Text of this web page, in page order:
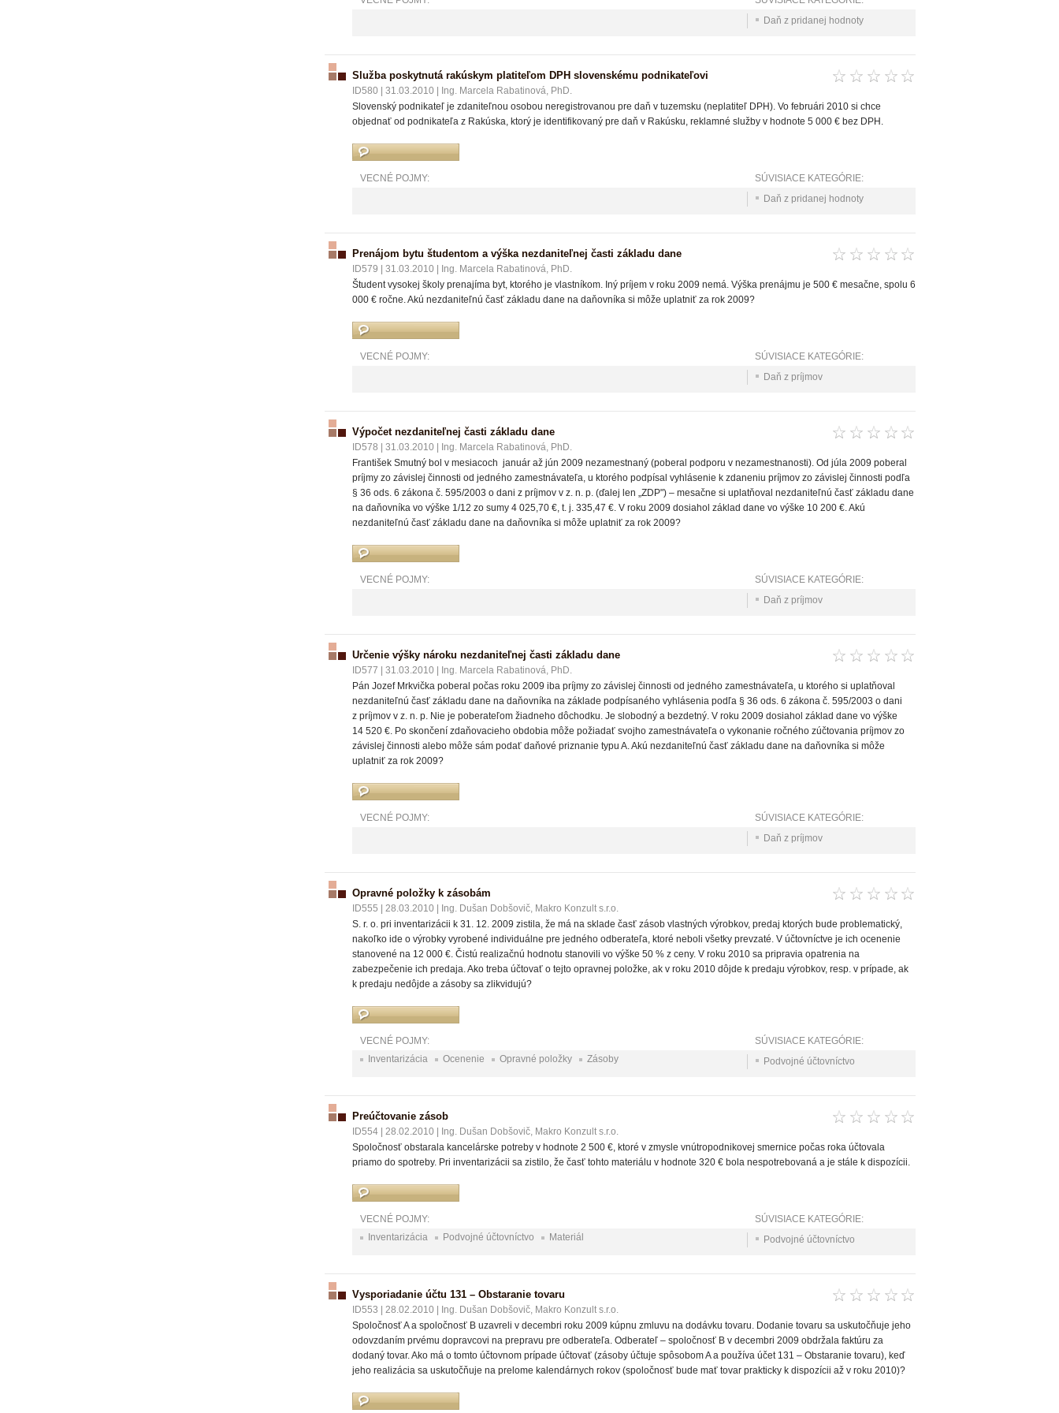
Daň z pridanej hodnoty
Služba poskytnutá rakúskym platiteľom DPH slovenskému podnikateľovi
ID580 31.03.2010
Ing. Marcela Rabatinová, PhD.
Slovenský podnikateľ je zdaniteľnou osobou neregistrovanou pre daň v tuzemsku (neplatiteľ DPH). Vo februári 2010 si chce
objednať od podnikateľa z Rakúska, ktorý je identifikovaný pre daň v Rakúsku, reklamné služby v hodnote 5 000 € bez DPH.
VECNÉ POJMY:
SÚVISIACE KATEGÓRIE:
Daň z pridanej hodnoty
Prenájom bytu študentom a výška nezdaniteľnej časti základu dane
ID579 31.03.2010
Ing. Marcela Rabatinová, PhD.
Študent vysokej školy prenajíma byt, ktorého je vlastníkom. Iný príjem v roku 2009 nemá. Výška prenájmu je 500 € mesačne, spolu 6
000 € ročne. Akú nezdaniteľnú časť základu dane na daňovníka si môže uplatniť za rok 2009?
VECNÉ POJMY:
SÚVISIACE KATEGÓRIE:
Daň z príjmov
Výpočet nezdaniteľnej časti základu dane
ID578 31.03.2010
Ing. Marcela Rabatinová, PhD.
František Smutný bol v mesiacoch január až jún 2009 nezamestnaný (poberal podporu v nezamestnanosti). Od júla 2009 poberal
príjmy zo závislej činnosti od jedného zamestnávateľa, u ktorého podpísal vyhlásenie k zdaneniu príjmov zo závislej činnosti podľa
§ 36 ods. 6 zákona č. 595/2003 o dani z príjmov v z. n. p. (ďalej len „ZDP") – mesačne si uplatňoval nezdaniteľnú časť základu dane
na daňovníka vo výške 1/12 zo sumy 4 025,70 €, t. j. 335,47 €. V roku 2009 dosiahol základ dane vo výške 10 200 €. Akú
nezdaniteľnú časť základu dane na daňovníka si môže uplatniť za rok 2009?
VECNÉ POJMY:
SÚVISIACE KATEGÓRIE:
Daň z príjmov
Určenie výšky nároku nezdaniteľnej časti základu dane
ID577 31.03.2010
Ing. Marcela Rabatinová, PhD.
Pán Jozef Mrkvička poberal počas roku 2009 iba príjmy zo závislej činnosti od jedného zamestnávateľa, u ktorého si uplatňoval
nezdaniteľnú časť základu dane na daňovníka na základe podpísaného vyhlásenia podľa § 36 ods. 6 zákona č. 595/2003 o dani
z príjmov v z. n. p. Nie je poberateľom žiadneho dôchodku. Je slobodný a bezdetný. V roku 2009 dosiahol základ dane vo výške
14 520 €. Po skončení zdaňovacieho obdobia môže požiadať svojho zamestnávateľa o vykonanie ročného zúčtovania príjmov zo
závislej činnosti alebo môže sám podať daňové priznanie typu A. Akú nezdaniteľnú časť základu dane na daňovníka si môže
uplatniť za rok 2009?
VECNÉ POJMY:
SÚVISIACE KATEGÓRIE:
Daň z príjmov
Opravné položky k zásobám
ID555 28.03.2010
Ing. Dušan Dobšovič, Makro Konzult s.r.o.
S. r. o. pri inventarizácii k 31. 12. 2009 zistila, že má na sklade časť zásob vlastných výrobkov, predaj ktorých bude problematický,
nakoľko ide o výrobky vyrobené individuálne pre jedného odberateľa, ktoré neboli všetky prevzaté. V účtovníctve je ich ocenenie
stanovené na 12 000 €. Čistú realizačnú hodnotu stanovili vo výške 50 % z ceny. V roku 2010 sa pripravia opatrenia na
zabezpečenie ich predaja. Ako treba účtovať o tejto opravnej položke, ak v roku 2010 dôjde k predaju výrobkov, resp. v prípade, ak
k predaju nedôjde a zásoby sa zlikvidujú?
VECNÉ POJMY:
Inventarizácia
Ocenenie Opravné položky Zásoby
SÚVISIACE KATEGÓRIE:
Podvojné účtovníctvo
Preúčtovanie zásob
ID554 28.02.2010
Ing. Dušan Dobšovič, Makro Konzult s.r.o.
Spoločnosť obstarala kancelárske potreby v hodnote 2 500 €, ktoré v zmysle vnútropodnikovej smernice počas roka účtovala
priamo do spotreby. Pri inventarizácii sa zistilo, že časť tohto materiálu v hodnote 320 € bola nespotrebovaná a je stále k dispozícii.
VECNÉ POJMY:
Inventarizácia
Podvojné účtovníctvo Materiál
SÚVISIACE KATEGÓRIE:
Podvojné účtovníctvo
Vysporiadanie účtu 131 – Obstaranie tovaru
ID553 28.02.2010
Ing. Dušan Dobšovič, Makro Konzult s.r.o.
Spoločnosť A a spoločnosť B uzavreli v decembri roku 2009 kúpnu zmluvu na dodávku tovaru. Dodanie tovaru sa uskutočňuje jeho
odovzdaním prvému dopravcovi na prepravu pre odberateľa. Odberateľ – spoločnosť B v decembri 2009 obdržala faktúru za
dodaný tovar. Ako má o tomto účtovnom prípade účtovať (zásoby účtuje spôsobom A a používa účet 131 – Obstaranie tovaru), keď
jeho realizácia sa uskutočňuje na prelome kalendárnych rokov (spoločnosť bude mať tovar prakticky k dispozícii až v roku 2010)?